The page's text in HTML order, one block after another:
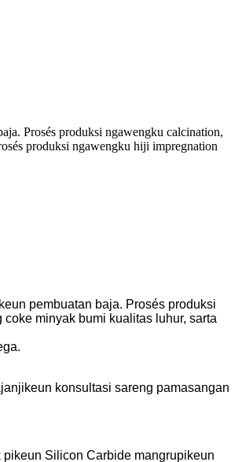
Prosés produksi ngawengku calcination,
produksi ngawengku hiji impregnation
pembuatan baja. Prosés produksi
minyak bumi kualitas luhur, sarta
konsultasi sareng pamasangan
Silicon Carbide mangrupikeun